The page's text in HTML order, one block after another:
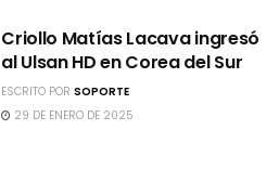
Criollo Matías Lacava ingresó
al Ulsan HD en Corea del Sur
ESCRITO PORSOPORTE
29 DE ENERO DE 2025